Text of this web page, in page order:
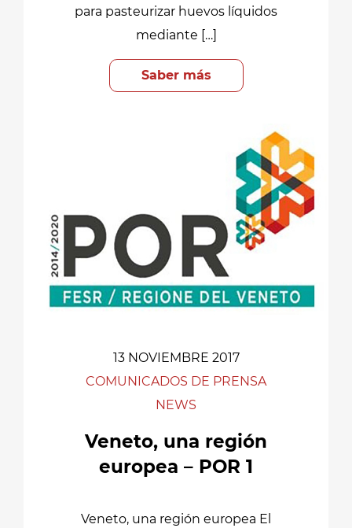
para pasteurizar huevos líquidos
mediante […]
Saber más
13 NOVIEMBRE 2017
COMUNICADOS DE PRENSA
NEWS
Veneto, una región
europea – POR 1
Veneto, una región europea El